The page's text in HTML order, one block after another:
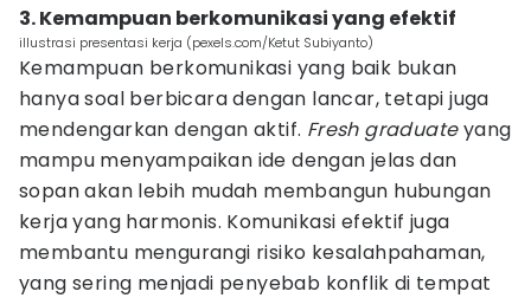
3. Kemampuan berkomunikasi yang efektif
illustrasi presentasi kerja (pexels.com/Ketut Subiyanto)
Kemampuan berkomunikasi yang baik bukan
hanya soal berbicara dengan lancar, tetapi juga
mendengarkan dengan aktif. Fresh graduateyang
mampu menyampaikan ide dengan jelas dan
sopan akan lebih mudah membangun hubungan
kerja yang harmonis. Komunikasi efektif juga
membantu mengurangi risiko kesalahpahaman,
yang sering menjadi penyebab konflik di tempat